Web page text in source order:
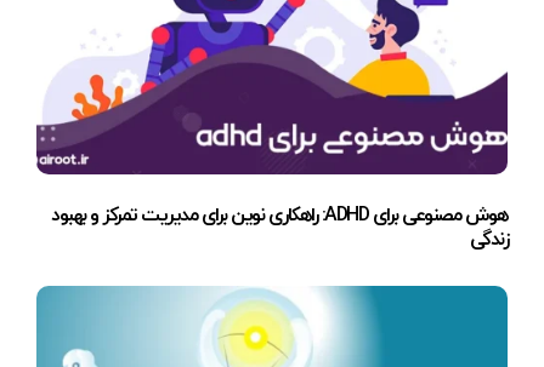
هوش مصنوعی برای ADHD: راهکاری نوین برای مدیریت تمرکز و بهبود
زندگی